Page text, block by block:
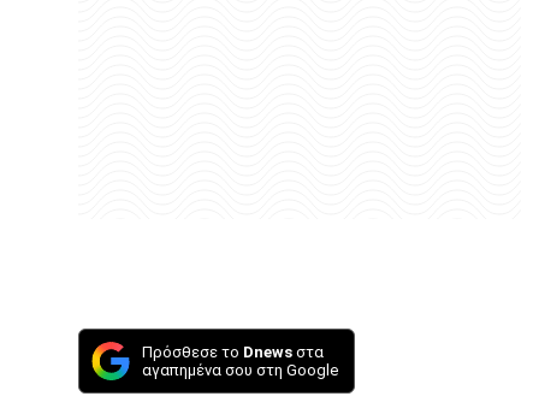
Πρόσθεσε το Dnews στα
αγαπημένα σου στη Google